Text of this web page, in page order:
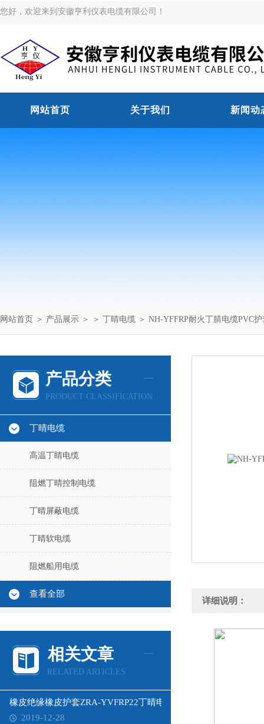
您好，欢迎来到安徽亨利仪表电缆有限公司！
网站首页 关于我们 新闻动
网站首页 ＞ 产品展示 ＞ ＞ 丁晴电缆 ＞ NH-YFFRP耐火丁腈电缆PVC护
产品分类
PRODUCT CLASSIFICATION
丁晴电缆
高温丁睛电缆
阻燃丁晴控制电缆
丁晴屏蔽电缆
丁晴软电缆
阻燃船用电缆
查看全部
相关文章
RELATED ARTICLES
橡皮绝缘橡皮护套ZRA-YVFRP22丁晴电缆
2019-12-28
详细说明：